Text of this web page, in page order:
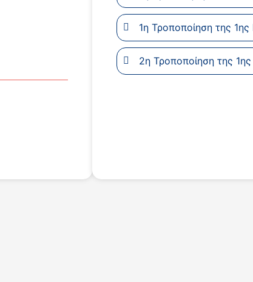
1η Τροποποίηση της
2η Τροποποίηση της